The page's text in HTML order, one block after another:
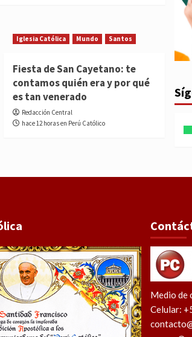
Iglesia Católica Mundo Santos
Fiesta de San Cayetano: te
contamos quién era y por qué
es tan venerado
Redacción Central
hace 12 horas en Perú Católico
Medio de
Celular: